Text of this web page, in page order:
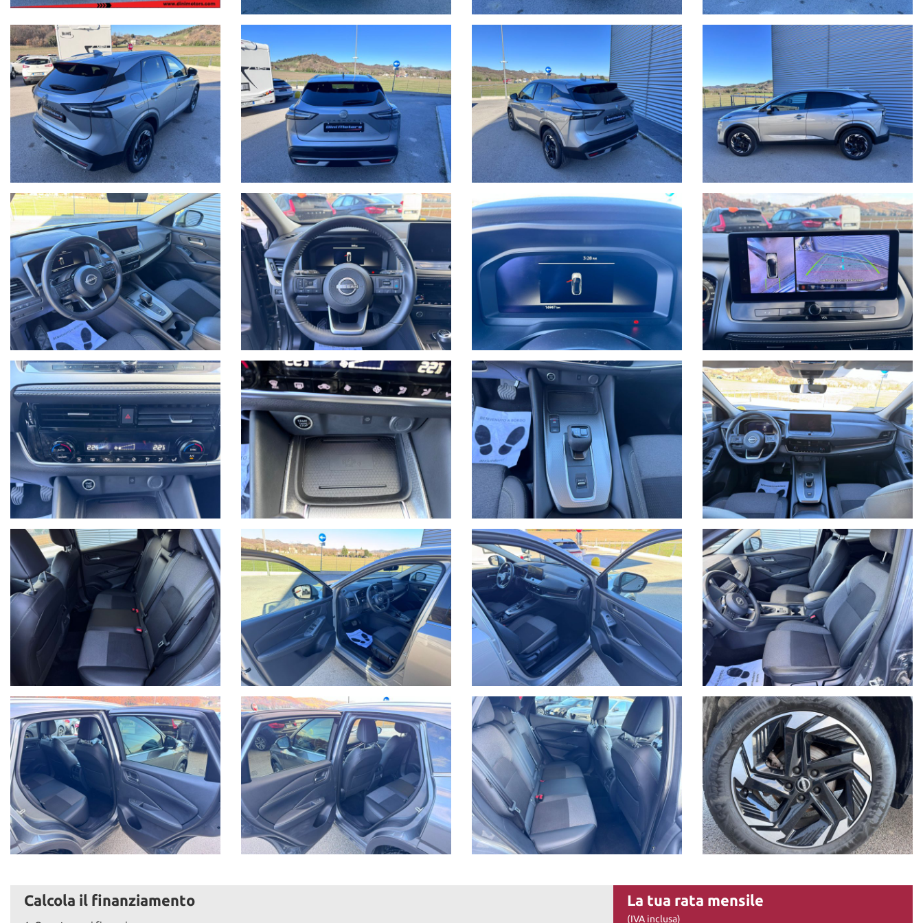
Formule finanziarie anche con maxirata o restituzione dopo 2/3/4 anni.
Per gli interessati è gradito contatto telefonico allo 0722810139.
Ci puoi trovare a Sant'Angelo in Vado (PU) presso la nuova sede in Voc. Calvernazzo n° 3 lungo la SS 73 bis accanto alla stazione di servizio Beyfin.
Siamo facilmente raggiungibili in pullman dalla stazione di Pesaro o dalla stazione di Arezzo per il versante tirrenico.
I dettagli dei veicoli inseriti negli annunci dal sistema automatico o dal nostro operatore potrebbero anche differire o presentare qualche errore, pertanto ricordiamo che questo è solo un'annuncio e prima
dell'acquisto, vi invitiamo a verificare in sede di persona sia la correttezza dei dettagli, lo stato dell'auto se volete anche con l'ausilio di un vostro meccanico o referente di fiducia e la disponibilità del veicolo.
Buon acquisto!
Calcola il finanziamento La tua rata mensile
(IVA inclusa)